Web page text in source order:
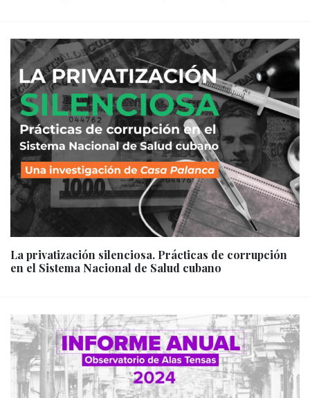
La privatización silenciosa. Prácticas de corrupción
en el Sistema Nacional de Salud cubano